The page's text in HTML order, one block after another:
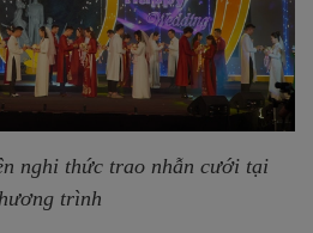
nghi thức trao nhẫn cưới tại
trình